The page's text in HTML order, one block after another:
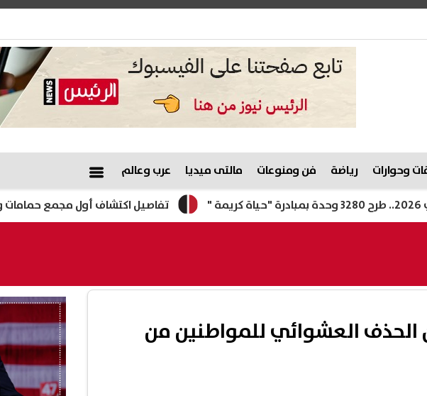
وحوارات رياضة فن ومنوعات مالتى ميديا عرب وعالم
تفاصيل اكتشاف أول مجمع حمامات ونظام
الحذف العشوائي للمواطنين من